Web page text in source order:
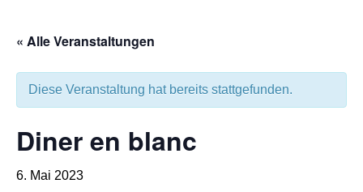
« Alle Veranstaltungen
Diese Veranstaltung hat bereits stattgefunden.
Diner en blanc
6. Mai 2023